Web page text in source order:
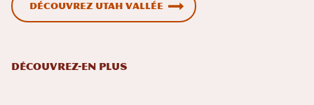
Découvrez Utah Vallée
DÉCOUVREZ-EN PLUS